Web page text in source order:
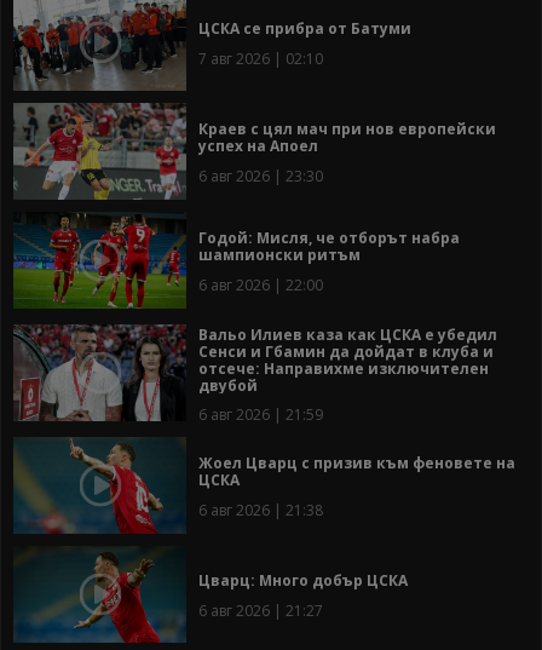
ЦСКА се прибра от Батуми
7 авг 2026 | 02:10
Краев с цял мач при нов европейски
успех на Апоел
6 авг 2026 | 23:30
Годой: Мисля, че отборът набра
шампионски ритъм
6 авг 2026 | 22:00
Вальо Илиев каза как ЦСКА е убедил
Сенси и Гбамин да дойдат в клуба и
отсече: Направихме изключителен
двубой
6 авг 2026 | 21:59
Жоел Цварц с призив към феновете на
ЦСКА
6 авг 2026 | 21:38
Цварц: Много добър ЦСКА
6 авг 2026 | 21:27